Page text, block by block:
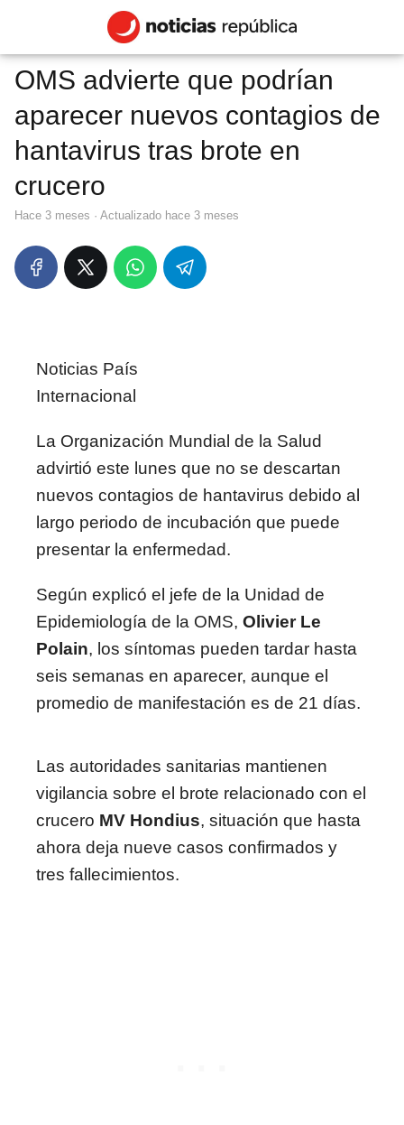
OMS advierte que podrían
aparecer nuevos contagios de
hantavirus tras brote en
crucero
hace 3 meses · Actualizado hace 3 meses
Noticias País
Internacional
La Organización Mundial de la Salud
advirtió este lunes que no se descartan
nuevos contagios de hantavirus debido al
largo periodo de incubación que puede
presentar la enfermedad.
Según explicó el jefe de la Unidad de
Epidemiología de la OMS, Olivier Le
Polain, los síntomas pueden tardar hasta
seis semanas en aparecer, aunque el
promedio de manifestación es de 21 días.
Las autoridades sanitarias mantienen
vigilancia sobre el brote relacionado con el
crucero MV Hondius, situación que hasta
ahora deja nueve casos confirmados y
tres fallecimientos.